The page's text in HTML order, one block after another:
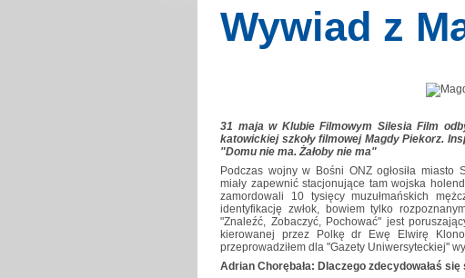
Wywiad z
31 maja w Klubie Filmowym Silesia Film
katowickiej szkoły filmowej Magdy Piekorz.
"Domu nie ma. Żałoby nie ma"
Podczas wojny w Bośni ONZ ogłosiła miasto
miały zapewnić stacjonujące tam wojska
zamordowali 10 tysięcy muzułmańskich
identyfikację zwłok, bowiem tylko
"Znaleźć, Zobaczyć, Pochować" jest
kierowanej przez Polkę dr Ewę Elwirę
przeprowadziłem dla "Gazety Uniwersyteckiej"
Adrian Chorębała: Dlaczego zdecydowałaś